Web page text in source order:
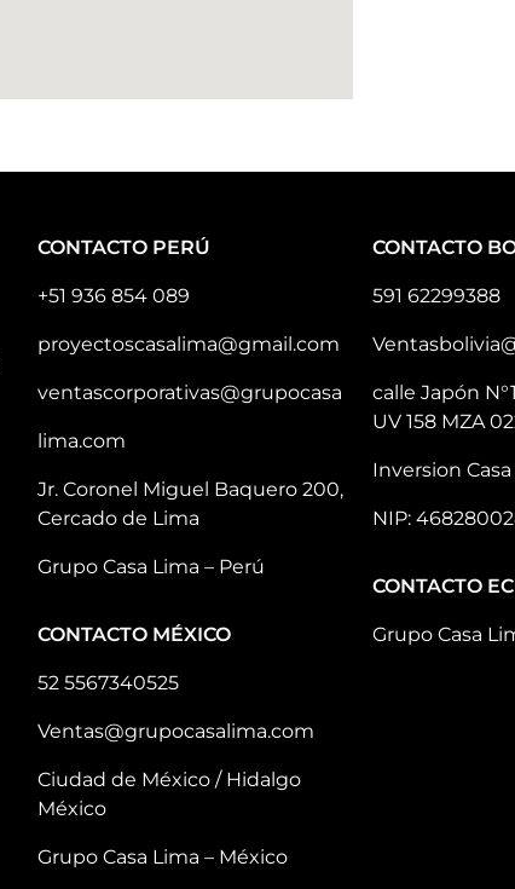
CONTACTO PERÚ
+51 936 854 089
proyectoscasalima@gmail.com
ventascorporativas@grupocasa
lima.com
Jr. Coronel Miguel Baquero 200,
Cercado de Lima
Grupo Casa Lima – Perú
CONTACTO MÉXICO
52 5567340525
Ventas@grupocasalima.com
Ciudad de México / Hidalgo
México
Grupo Casa Lima – México
CONTACTO
591 62299388
calle Japón
UV 158 MZA
Inversion
NIP:
CONTACTO
Grupo Casa